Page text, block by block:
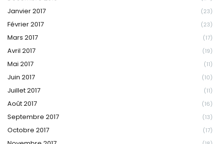
Janvier 2017 (23)
Février 2017 (23)
Mars 2017 (17)
Avril 2017 (19)
Mai 2017 (11)
Juin 2017 (10)
Juillet 2017 (11)
Août 2017 (16)
Septembre 2017 (13)
Octobre 2017 (17)